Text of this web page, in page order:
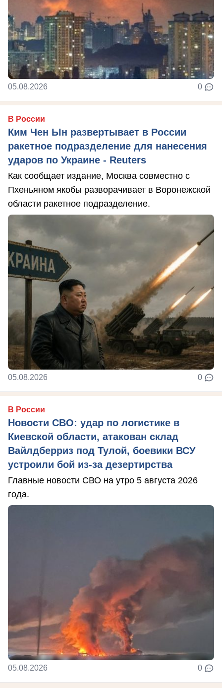
05.08.2026 0
В России
Ким Чен Ын развертывает в России
ракетное подразделение для нанесения
ударов по Украине - Reuters
Как сообщает издание, Москва совместно с
Пхеньяном якобы разворачивает в Воронежской
области ракетное подразделение.
05.08.2026 0
В России
Новости СВО: удар по логистике в
Киевской области, атакован склад
Вайлдберриз под Тулой, боевики ВСУ
устроили бой из-за дезертирства
Главные новости СВО на утро 5 августа 2026
года.
05.08.2026 0